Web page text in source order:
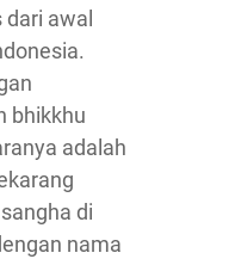
dari awal
bhikkhu
adalah
di
nama